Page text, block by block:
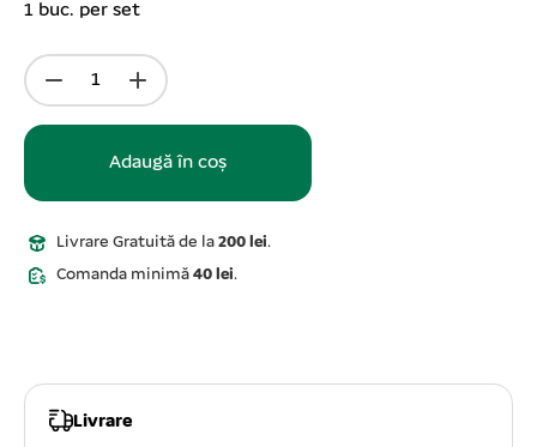
1 buc. per set
Adaugă în coș
Livrare Gratuită de la 200 lei.
Comanda minimă 40 lei.
Livrare